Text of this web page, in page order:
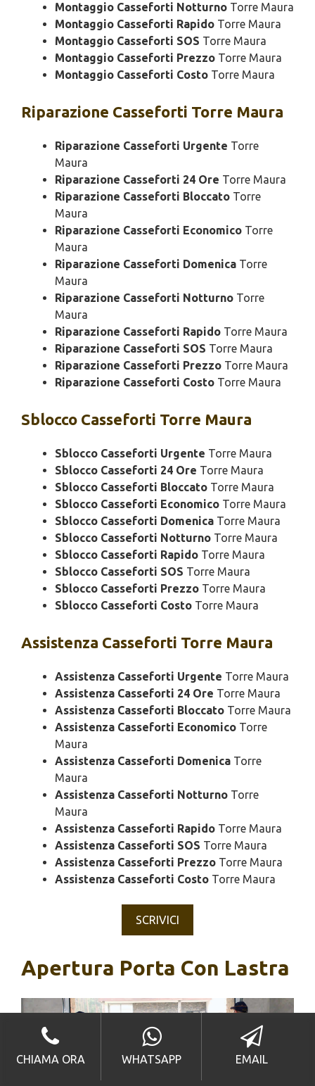
Montaggio Casseforti Notturno Torre Maura
Montaggio Casseforti Rapido Torre Maura
Montaggio Casseforti SOS Torre Maura
Montaggio Casseforti Prezzo Torre Maura
Montaggio Casseforti Costo Torre Maura
Riparazione Casseforti Torre Maura
Riparazione Casseforti Urgente Torre
Maura
Riparazione Casseforti 24 Ore Torre Maura
Riparazione Casseforti Bloccato Torre
Maura
Riparazione Casseforti Economico Torre
Maura
Riparazione Casseforti Domenica Torre
Maura
Riparazione Casseforti Notturno Torre
Maura
Riparazione Casseforti Rapido Torre Maura
Riparazione Casseforti SOS Torre Maura
Riparazione Casseforti Prezzo Torre Maura
Riparazione Casseforti Costo Torre Maura
Sblocco Casseforti Torre Maura
Sblocco Casseforti Urgente Torre Maura
Sblocco Casseforti 24 Ore Torre Maura
Sblocco Casseforti Bloccato Torre Maura
Sblocco Casseforti Economico Torre Maura
Sblocco Casseforti Domenica Torre Maura
Sblocco Casseforti Notturno Torre Maura
Sblocco Casseforti Rapido Torre Maura
Sblocco Casseforti SOS Torre Maura
Sblocco Casseforti Prezzo Torre Maura
Sblocco Casseforti Costo Torre Maura
Assistenza Casseforti Torre Maura
Assistenza Casseforti Urgente Torre Maura
Assistenza Casseforti 24 Ore Torre Maura
Assistenza Casseforti Bloccato Torre Maura
Assistenza Casseforti Economico Torre
Maura
Assistenza Casseforti Domenica Torre
Maura
Assistenza Casseforti Notturno Torre
Maura
Assistenza Casseforti Rapido Torre Maura
Assistenza Casseforti SOS Torre Maura
Assistenza Casseforti Prezzo Torre Maura
Assistenza Casseforti Costo Torre Maura
SCRIVICI
Apertura Porta Con Lastra
CHIAMA ORA WHATSAPP EMAIL